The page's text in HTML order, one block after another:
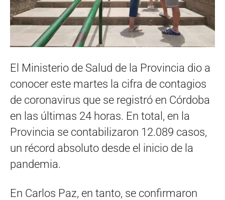
El Ministerio de Salud de la Provincia dio a
conocer este martes la cifra de contagios
de coronavirus que se registró en Córdoba
en las últimas 24 horas. En total, en la
Provincia se contabilizaron 12.089 casos,
un récord absoluto desde el inicio de la
pandemia.
En Carlos Paz, en tanto, se confirmaron